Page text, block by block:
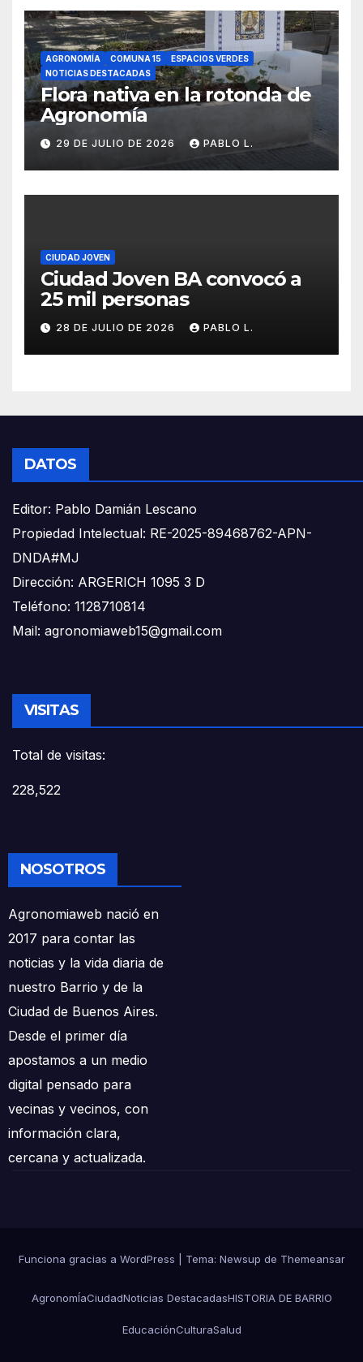
AGRONOMÍA COMUNA 15
ESPACIOS VERDES
NOTICIAS DESTACADAS
Flora nativa en la rotonda de
Agronomía
29 DE JULIO DE 2026 PABLO L.
CIUDAD JOVEN
Ciudad Joven BA convocó a
25 mil personas
28 DE JULIO DE 2026 PABLO L.
DATOS
Editor: Pablo Damián Lescano
Propiedad Intelectual: RE-2025-89468762-APN-
DNDA#MJ
Dirección: ARGERICH 1095 3 D
Teléfono: 1128710814
Mail: agronomiaweb15@gmail.com
VISITAS
Total de visitas:
228,522
NOSOTROS
Agronomiaweb nació en
2017 para contar las
noticias y la vida diaria de
nuestro Barrio y de la
Ciudad de Buenos Aires.
Desde el primer día
apostamos a un medio
digital pensado para
vecinas y vecinos, con
información clara,
cercana y actualizada.
Funciona gracias a WordPress Tema: Newsup de Themeansar
AgronomÍaCiudadNoticias DestacadasHISTORIA DE BARRIO
EducaciónCulturaSalud